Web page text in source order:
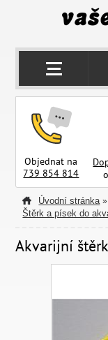
Objednat na
739 854 814
Úvodní stránka »
Štěrk a písek do
Akvarijní